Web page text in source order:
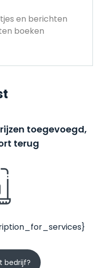
en berichten
boeken
toegevoegd,
terug
bedrijf?